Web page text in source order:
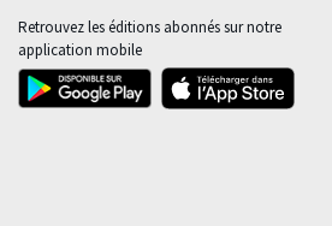
Retrouvez les éditions abonnés sur notre
application mobile